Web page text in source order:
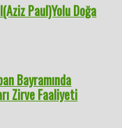
Paul)Yolu Doğa
Bayramında
Zirve Faaliyeti